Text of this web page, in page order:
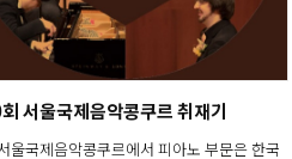
서울국제음악콩쿠르 취재기
울국제음악콩쿠르에서 피아노 부문은 한국